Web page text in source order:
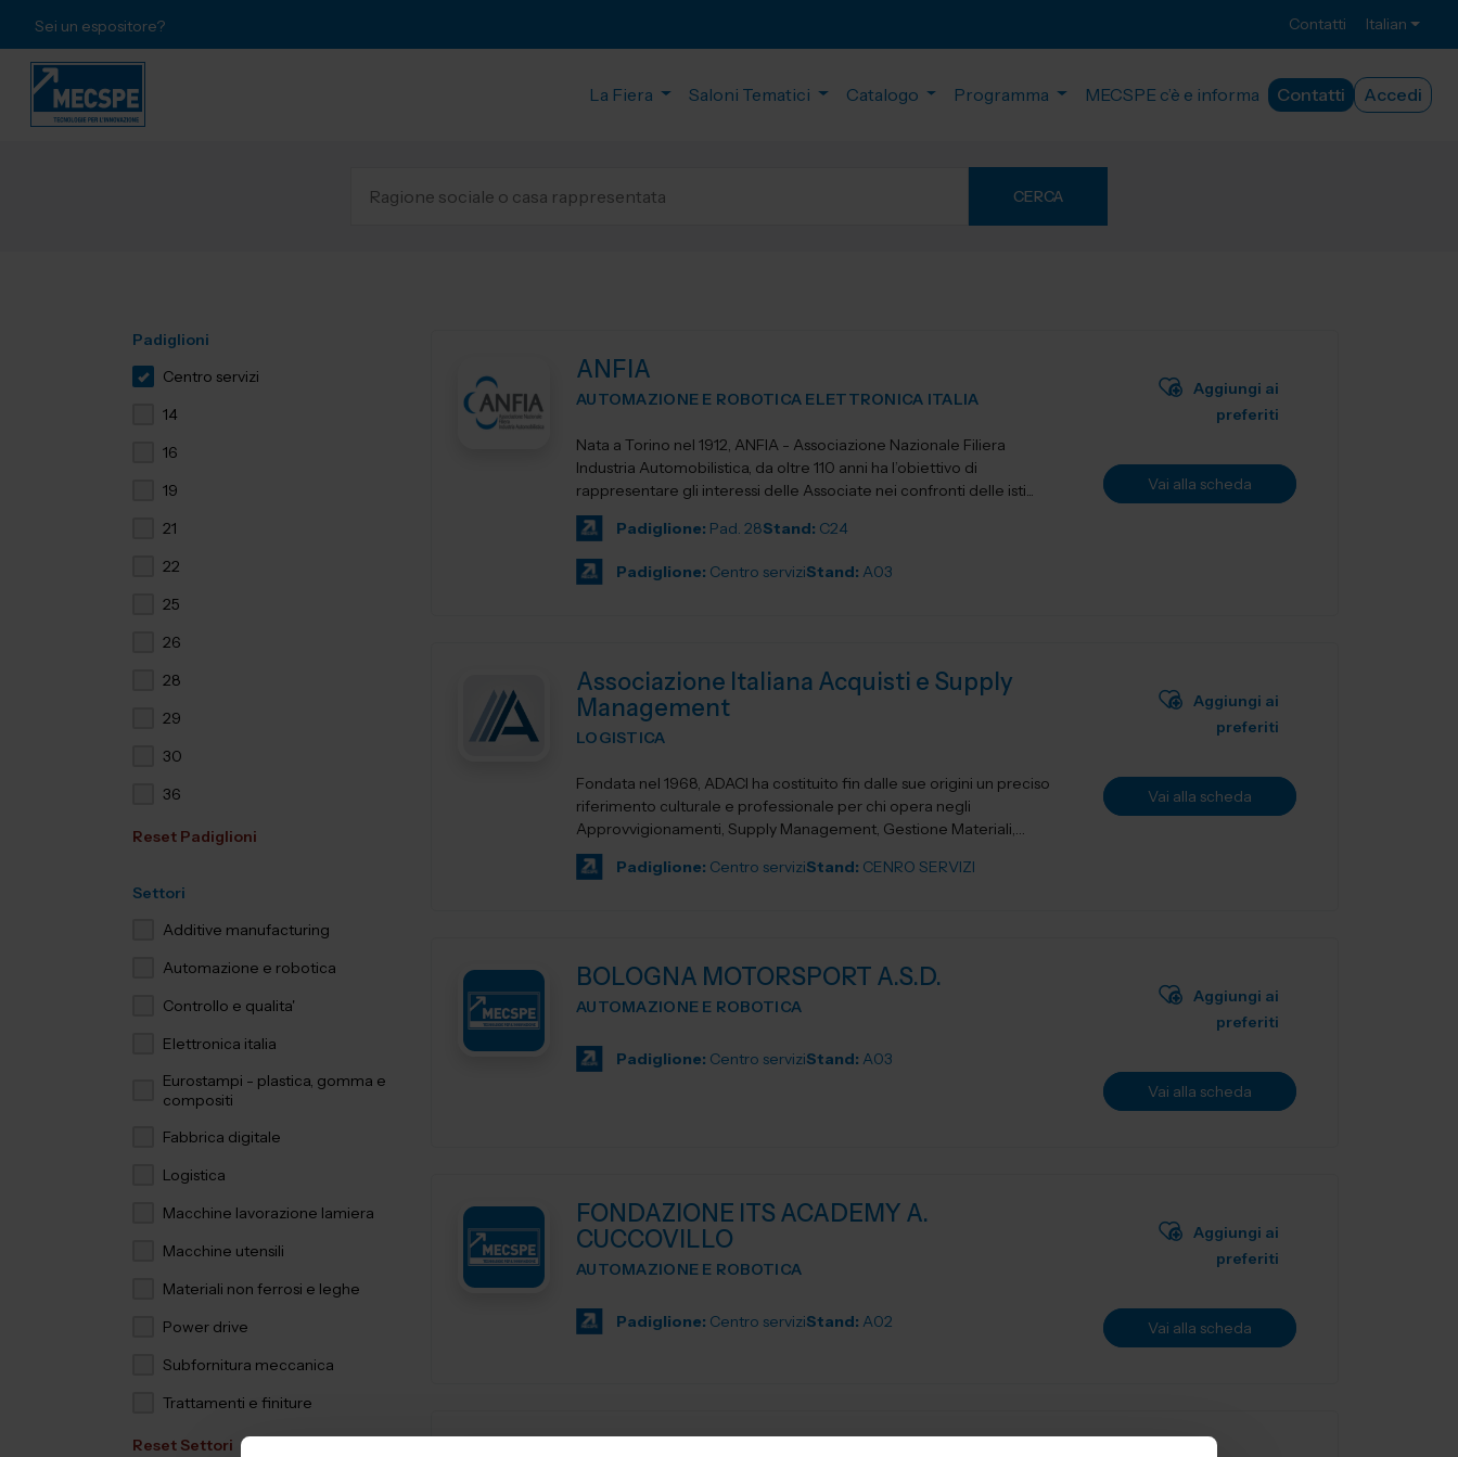
Sei un espositore? Contatti Italian
La Fiera Saloni Tematici Catalogo Programma MECSPE c’è e informa Contatti Accedi
CERCA
Padiglioni
Centro servizi
14
16
19
21
22
25
26
28
29
30
36
Reset Padiglioni
Settori
Additive manufacturing
Automazione e robotica
Controllo e qualita'
Elettronica italia
Eurostampi - plastica, gomma e
compositi
Fabbrica digitale
Logistica
Macchine lavorazione lamiera
Macchine utensili
Materiali non ferrosi e leghe
Power drive
Subfornitura meccanica
Trattamenti e finiture
Reset Settori
ANFIA
AUTOMAZIONE E ROBOTICA ELETTRONICA ITALIA
Nata a Torino nel 1912, ANFIA - Associazione Nazionale Filiera
Industria Automobilistica, da oltre 110 anni ha l’obiettivo di
rappresentare gli interessi delle Associate nei confronti delle isti...
Padiglione: Pad. 28Stand: C24
Padiglione: Centro serviziStand: A03
Aggiungi ai
preferiti
Vai alla scheda
Associazione Italiana Acquisti e Supply
Management
LOGISTICA
Fondata nel 1968, ADACI ha costituito fin dalle sue origini un preciso
riferimento culturale e professionale per chi opera negli
Approvvigionamenti, Supply Management, Gestione Materiali,
Logistica e...
Padiglione: Centro serviziStand: CENRO SERVIZI
Aggiungi ai
preferiti
Vai alla scheda
BOLOGNA MOTORSPORT A.S.D.
AUTOMAZIONE E ROBOTICA
Padiglione: Centro serviziStand: A03
Aggiungi ai
preferiti
Vai alla scheda
FONDAZIONE ITS ACADEMY A.
CUCCOVILLO
AUTOMAZIONE E ROBOTICA
Padiglione: Centro serviziStand: A02
Aggiungi ai
preferiti
Vai alla scheda